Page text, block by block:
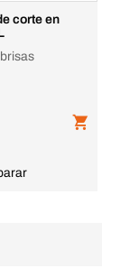
corte en